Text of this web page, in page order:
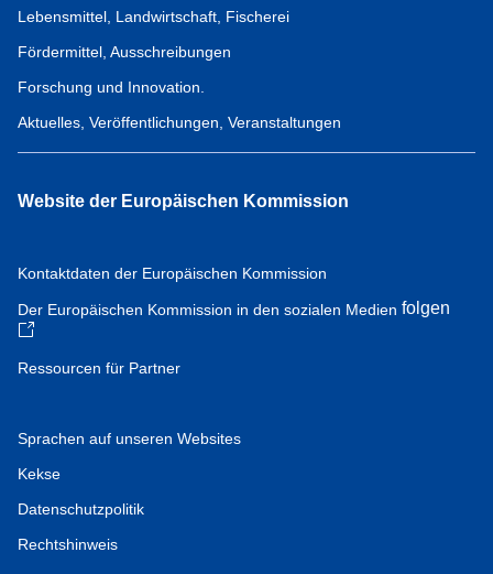
Lebensmittel, Landwirtschaft, Fischerei
Fördermittel, Ausschreibungen
Forschung und Innovation.
Aktuelles, Veröffentlichungen, Veranstaltungen
Website der Europäischen Kommission
Kontaktdaten der Europäischen Kommission
Der Europäischen Kommission in den sozialen Medien folgen
Ressourcen für Partner
Sprachen auf unseren Websites
Kekse
Datenschutzpolitik
Rechtshinweis